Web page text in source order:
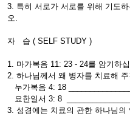
3. 특히 서로가 서로를 위해 기도
오.
자 습 ( SELF STUDY )
1. 마가복음 11: 23 - 24를 암기하
2. 하나님께서 왜 병자를 치료해
누가복음 4: 18
요한일서 3: 8
3. 성경에는 치료의 관한 하나님의